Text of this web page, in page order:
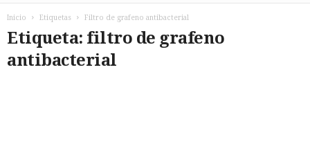
Inicio Etiquetas Filtro de grafeno antibacterial
Etiqueta: filtro de grafeno
antibacterial